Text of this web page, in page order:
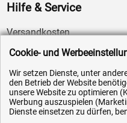
Hilfe & Service
Versandkosten
Zahlungsarten
Service
AGB / Widerrufsrecht
Datenschutz
Cookie- und
Wir setzen Dienste, unter
den Betrieb der Website
unsere Website zu optimieren
Werbung auszuspielen
Dienste einsetzen zu dürfen,